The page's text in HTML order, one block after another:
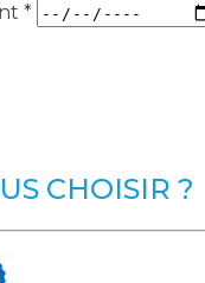
*
CHOISIR ?